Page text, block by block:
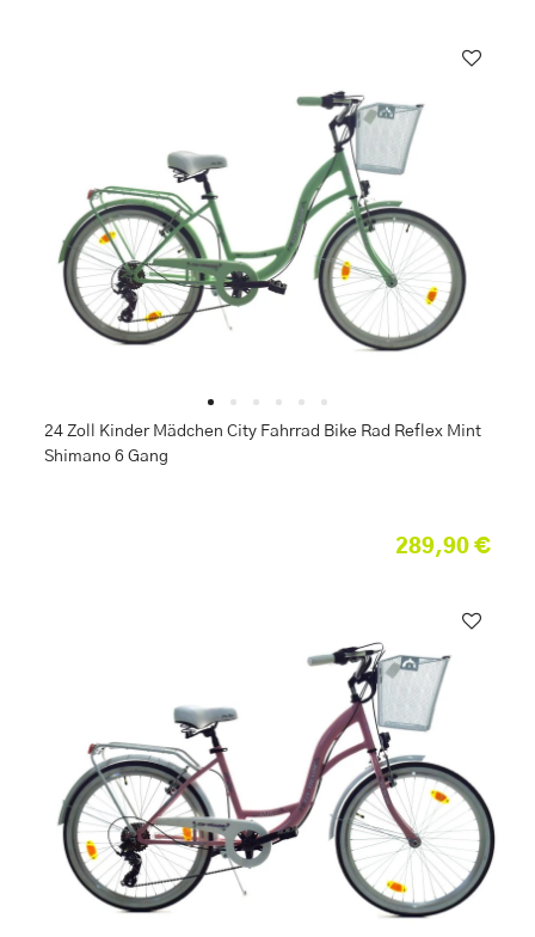
24 Zoll Kinder Mädchen City Fahrrad Bike Rad Reflex Mint
Shimano 6 Gang
289,90 €